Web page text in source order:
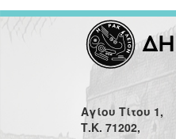
Αγίου Τίτου 1,
Τ.Κ. 71202,